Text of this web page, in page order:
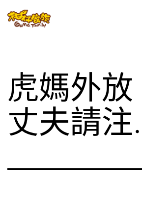
至柑
BLOG
虎媽外放
丈夫請